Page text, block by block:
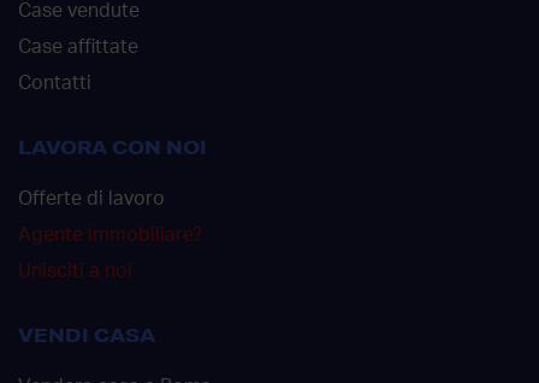
Case vendute
Case affittate
Contatti
LAVORA CON NOI
Offerte di lavoro
Agente immobiliare?
Unisciti a noi
VENDI CASA